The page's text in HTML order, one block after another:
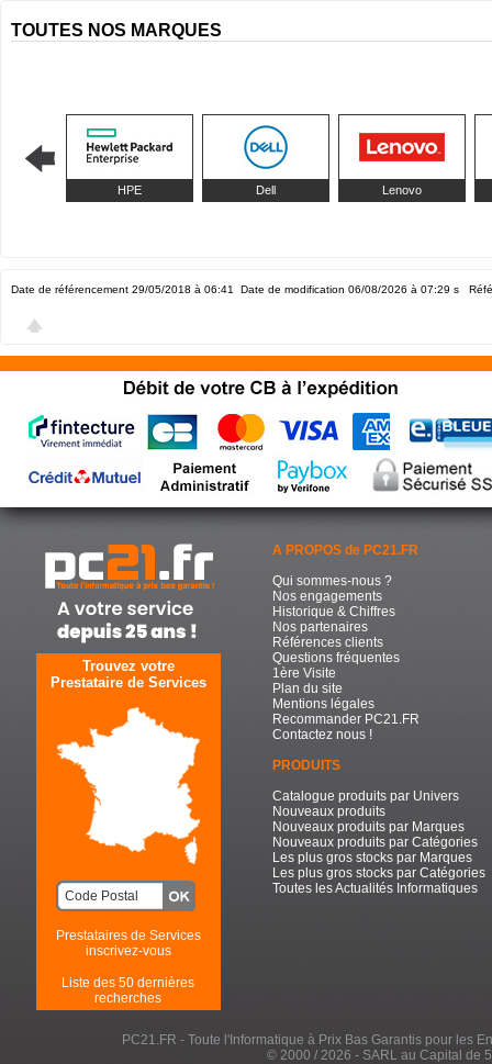
TOUTES NOS MARQUES
HPE Dell Lenovo
Date de référencement 29/05/2018 à 06:41 Date de modification 06/08/2026 à 07:29 s
Trouvez votre
Prestataire de Services
Prestataires de Services
inscrivez-vous
Liste des 50 dernières
recherches
A PROPOS de PC21.FR
Qui sommes-nous ?
Nos engagements
Historique & Chiffres
Nos partenaires
Références clients
Questions fréquentes
1ère Visite
Plan du site
Mentions légales
Recommander PC21.FR
Contactez nous !
PRODUITS
Catalogue produits par Univers
Nouveaux produits
Nouveaux produits par Marques
Nouveaux produits par Catégories
Les plus gros stocks par Marques
Les plus gros stocks par Catégories
Toutes les Actualités Informatiques
PC21.FR - Toute l'Informatique à Prix Bas Garantis pour les
© 2000 / 2026 - SARL au Capital de